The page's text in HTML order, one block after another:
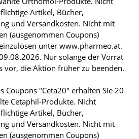
Artikel, Bücher,
und Versandkosten. Nicht mit
(ausgenommen Coupons)
unter www.pharmeo.at.
Nur solange der Vorrat
vor, die Aktion früher zu beenden.
Coupons "Ceta20" erhalten Sie 20
Cetaphil-Produkte. Nicht
Artikel, Bücher,
und Versandkosten. Nicht mit
(ausgenommen Coupons)